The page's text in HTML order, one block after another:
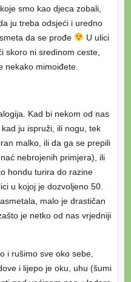
smo kao djeca zobali,
ju treba odsjeći i uredno
da se prođe
U ulici
skoro ni sredinom ceste,
nekako mimoiđete.
Kad bi nekom od nas
ju ispruži, ili nogu, tek
malko, ili da ga se prepili
nebrojenih primjera), ili
hondu turira do razine
u kojoj je dozvoljeno 50.
malo je drastičan
je netko od nas vrjedniji
i rušimo sve oko sebe,
i lijepo je oku, uhu (šumi